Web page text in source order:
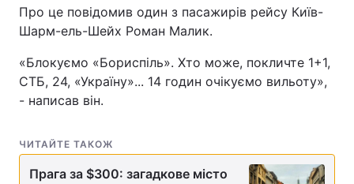
Про це повідомив один з пасажирів рейсу Київ-
Шарм-ель-Шейх Роман Малик.
«Блокуємо «Бориспіль». Хто може, покличте 1+1,
СТБ, 24, «Україну»... 14 годин очікуємо вильоту»,
- написав він.
ЧИТАЙТЕ ТАКОЖ
Прага за $300: загадкове місто